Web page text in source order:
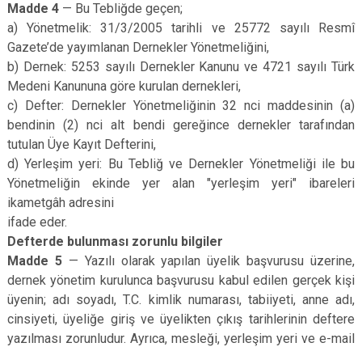
Madde 4 — Bu Tebliğde geçen;
a) Yönetmelik: 31/3/2005 tarihli ve 25772 sayılı Resmî
Gazete’de yayımlanan Dernekler Yönetmeliğini,
b) Dernek: 5253 sayılı Dernekler Kanunu ve 4721 sayılı Türk
Medeni Kanununa göre kurulan dernekleri,
c) Defter: Dernekler Yönetmeliğinin 32 nci maddesinin (a)
bendinin (2) nci alt bendi gereğince dernekler tarafından
tutulan Üye Kayıt Defterini,
d) Yerleşim yeri: Bu Tebliğ ve Dernekler Yönetmeliği ile bu
Yönetmeliğin ekinde yer alan "yerleşim yeri" ibareleri
ikametgâh adresini
ifade eder.
Defterde bulunması zorunlu bilgiler
Madde 5— Yazılı olarak yapılan üyelik başvurusu üzerine,
dernek yönetim kurulunca başvurusu kabul edilen gerçek kişi
üyenin; adı soyadı, T.C. kimlik numarası, tabiiyeti, anne adı,
cinsiyeti, üyeliğe giriş ve üyelikten çıkış tarihlerinin deftere
yazılması zorunludur. Ayrıca, mesleği, yerleşim yeri ve e-mail